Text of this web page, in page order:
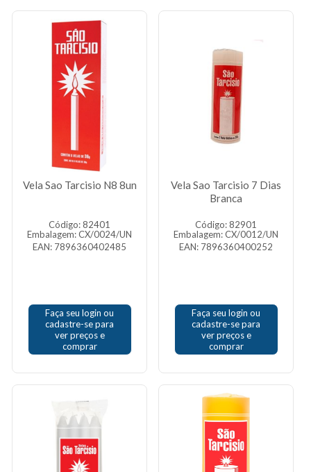
Vela Sao Tarcisio N8 8un
Código: 82401
Embalagem: CX/0024/UN
EAN: 7896360402485
Faça seu login ou
cadastre-se para
ver preços e
comprar
Vela Sao Tarcisio 7 Dias
Branca
Código: 82901
Embalagem: CX/0012/UN
EAN: 7896360400252
Faça seu login ou
cadastre-se para
ver preços e
comprar